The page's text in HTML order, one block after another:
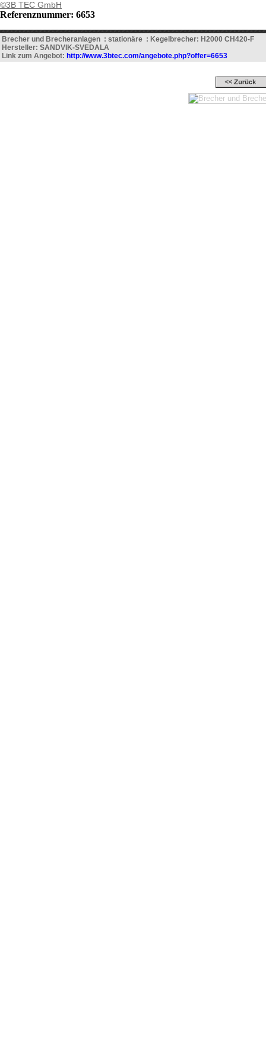
©3B TEC GmbH
Referenznummer: 6653
Brecher und Brecheranlagen : stationäre : Kegelbrecher: H2000 CH420-F
Hersteller: SANDVIK-SVEDALA
Link zum Angebot: http://www.3btec.com/angebote.php?offer=6653